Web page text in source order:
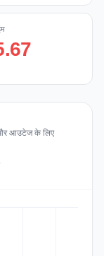
और आउटेज के लिए